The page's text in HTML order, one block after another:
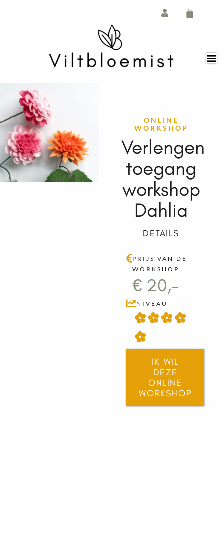
ONLINE
WORKSHOP
Verlengen
toegang
workshop
Dahlia
DETAILS
PRIJS VAN DE
WORKSHOP
€ 20,-
NIVEAU
IK WIL
DEZE
ONLINE
WORKSHOP